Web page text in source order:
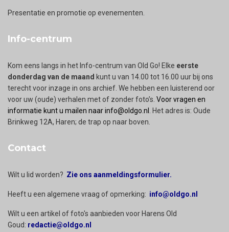
Presentatie en promotie op evenementen.
Info-centrum
Kom eens langs in het Info-centrum van Old Go! Elke eerste
donderdag van de maand kunt u van 14.00 tot 16.00 uur bij ons
terecht voor inzage in ons archief. We hebben een luisterend oor
voor uw (oude) verhalen met of zonder foto’s. Voor vragen en
informatie kunt u mailen naar info@oldgo.nl
. Het adres is: Oude
Brinkweg 12A, Haren; de trap op naar boven.
Contact
Wilt u lid worden? Zie ons aanmeldingsformulier.
Heeft u een algemene vraag of opmerking: info@oldgo.nl
Wilt u een artikel of foto's aanbieden voor Harens Old
Goud: redactie@oldgo.nl